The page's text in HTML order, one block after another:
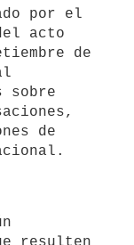
por el
acto
de
sobre
de